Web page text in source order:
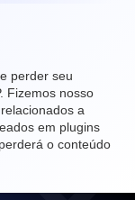
perder seu
Fizemos nosso
a
em plugins
o conteúdo